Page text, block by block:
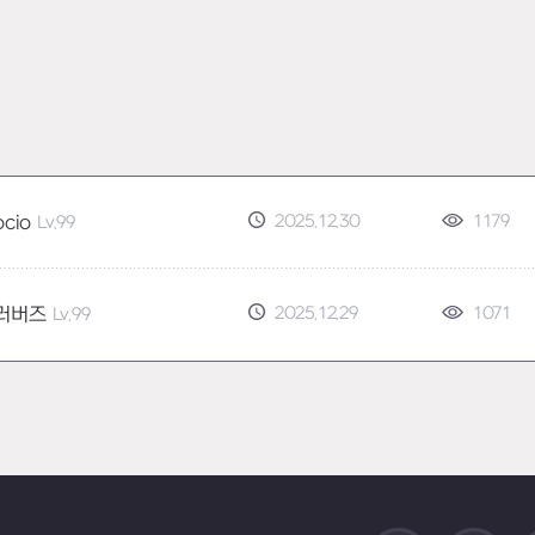
Lv.99 2025.12.30 1179
버즈 Lv.99 2025.12.29 1071